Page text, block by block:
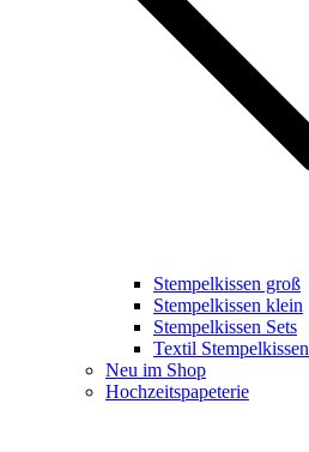
Stempelkissen groß
Stempelkissen klein
Stempelkissen Sets
Textil Stempelkissen
Neu im Shop
Hochzeitspapeterie